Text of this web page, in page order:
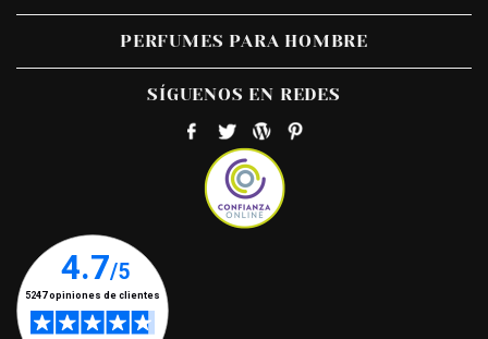
PERFUMES PARA HOMBRE
SÍGUENOS EN REDES